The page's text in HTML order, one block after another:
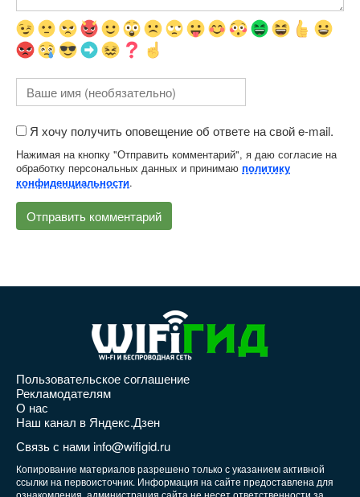
Я хочу получить оповещение об ответе на свой e-mail.
Нажимая на кнопку "Отправить комментарий", я даю согласие на
обработку персональных данных и принимаю политику
конфиденциальности.
Пользовательское соглашение
Рекламодателям
О нас
Наш канал в Яндекс.Дзен
Связь с нами info@wifigid.ru
Копирование материалов разрешено только с указанием активной
ссылки на первоисточник. Информация на сайте предоставлена для
ознакомления, администрация сайта не несет ответственности за